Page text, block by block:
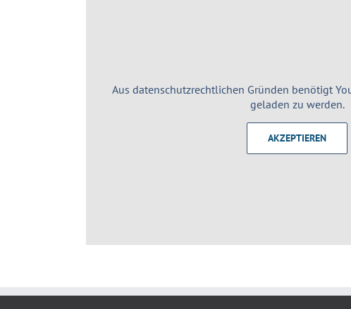
Aus datenschutzrechtlichen Gründen benötigt
geladen zu werden.
AKZEPTIEREN